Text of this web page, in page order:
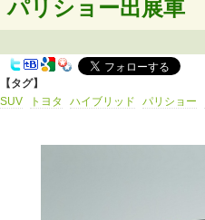
パリショー出展車
【タグ】
SUV
トヨタ ハイブリッド パリショー